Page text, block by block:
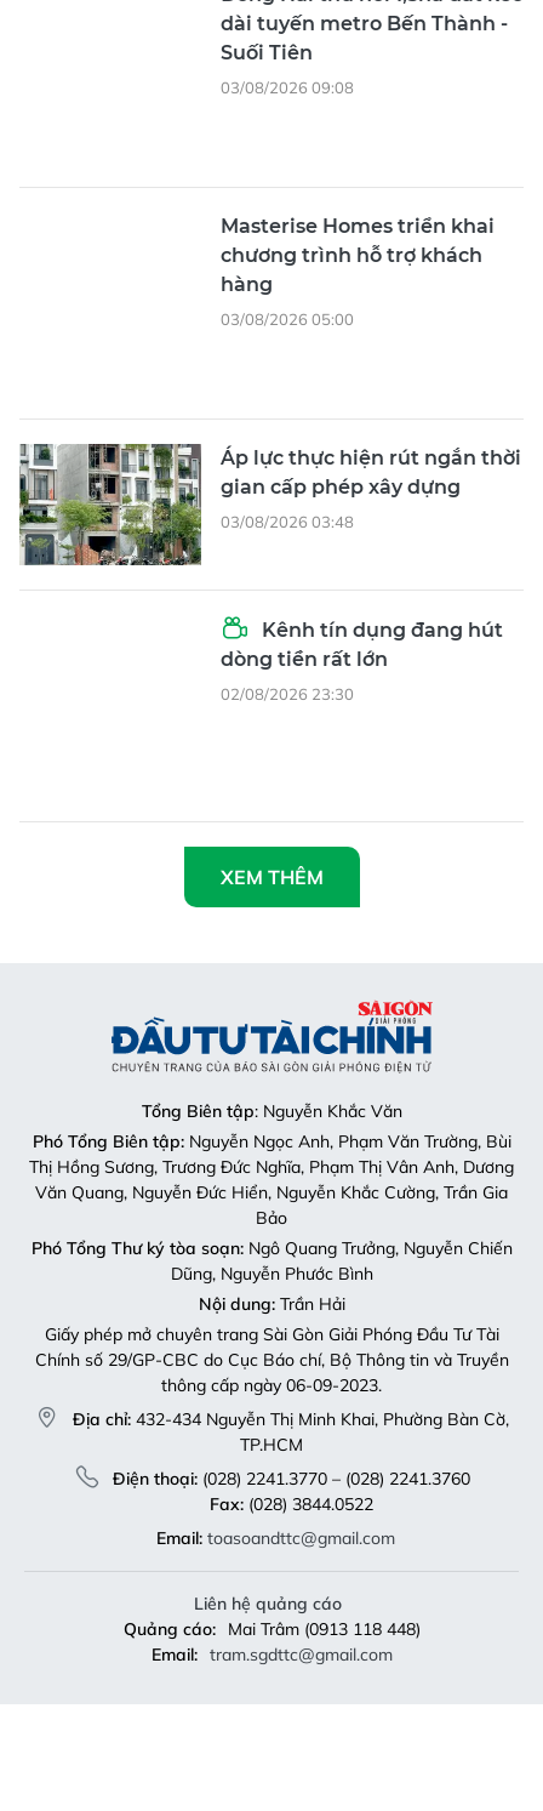
Áp lực thực hiện rút ngắn thời
gian cấp phép xây dựng
03/08/2026 03:48
dòng tiền rất lớn
02/08/2026 23:30
Tổng Biên tập
: Nguyễn Khắc Văn
Nguyễn Ngọc Anh, Phạm Văn Trường, Bùi
Văn Quang, Nguyễn Đức Hiển, Nguyễn Khắc Cường, Trần Gia
Nội dung:Trần Hải
Giấy phép mở chuyên trang Sài Gòn Giải Phóng Đầu Tư Tài
Chính số 29/GP-CBC do Cục Báo chí, Bộ Thông tin và Truyền
thông cấp ngày 06-09-2023.
(028) 3844.0522
Email: toasoandttc@gmail.com
Liên hệ quảng cáo
Quảng cáo: Mai Trâm (0913 118 448)
Email: tram.sgdttc@gmail.com